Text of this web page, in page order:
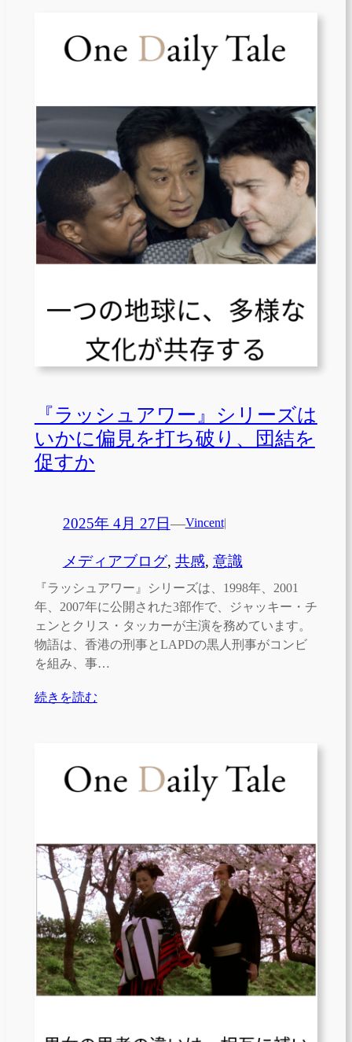
『ラッシュアワー』シリーズは
いかに偏見を打ち破り、団結を
促すか
2025年 4月 27日—Vincent|
メディアブログ, 共感, 意識
『ラッシュアワー』シリーズは、1998年、2001
年、2007年に公開された3部作で、ジャッキー・チ
ェンとクリス・タッカーが主演を務めています。
物語は、香港の刑事とLAPDの黒人刑事がコンビ
を組み、事…
続きを読む